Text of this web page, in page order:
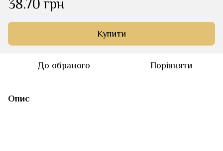
38.70 грн
Купити
До обраного Порівняти
Опис